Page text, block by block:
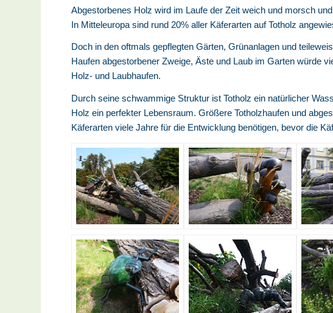
Abgestorbenes Holz wird im Laufe der Zeit weich und morsch
In Mitteleuropa sind rund 20% aller Käferarten auf Totholz
Doch in den oftmals gepflegten Gärten, Grünanlagen und
Haufen abgestorbener Zweige, Äste und Laub im Garten würde
Holz- und Laubhaufen.
Durch seine schwammige Struktur ist Totholz ein natürlicher
Holz ein perfekter Lebensraum. Größere Totholzhaufen und
Käferarten viele Jahre für die Entwicklung benötigen, bevor die